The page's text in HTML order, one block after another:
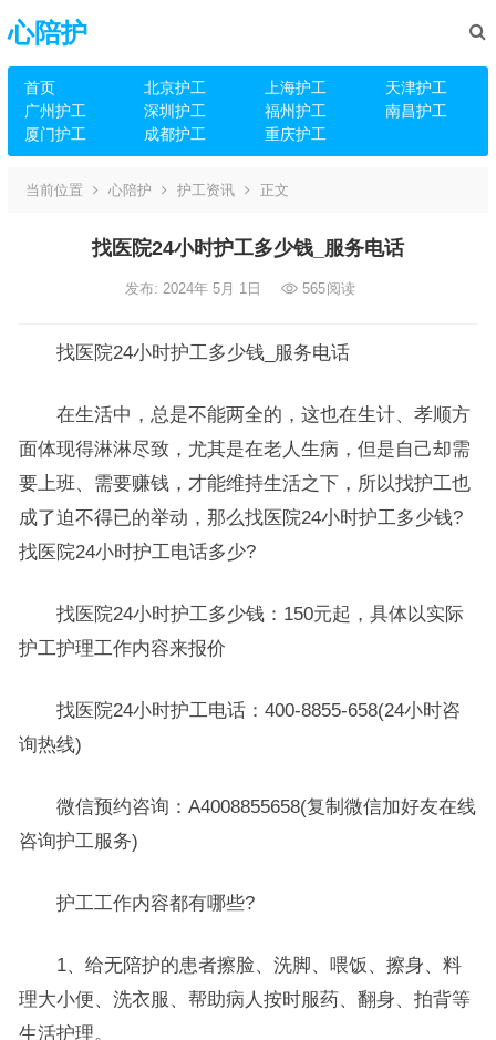
心陪护
首页 北京护工 上海护工
天津护工
广州护工
深圳护工 福州护工
南昌护工
厦门护工
成都护工 重庆护工
当前位置 心陪护 护工资讯 正文
找医院24小时护工多少钱_服务电话
发布: 2024年 5月 1日 565阅读
找医院24小时护工多少钱_服务电话
在生活中，总是不能两全的，这也在生计、孝顺方
面体现得淋淋尽致，尤其是在老人生病，但是自己却需
要上班、需要赚钱，才能维持生活之下，所以找护工也
成了迫不得已的举动，那么找医院24小时护工多少钱?
找医院24小时护工电话多少?
找医院24小时护工多少钱：150元起，具体以实际
护工护理工作内容来报价
找医院24小时护工电话：400-8855-658(24小时咨
询热线)
微信预约咨询：A4008855658(复制微信加好友在线
咨询护工服务)
护工工作内容都有哪些?
1、给无陪护的患者擦脸、洗脚、喂饭、擦身、料
理大小便、洗衣服、帮助病人按时服药、翻身、拍背等
生活护理。